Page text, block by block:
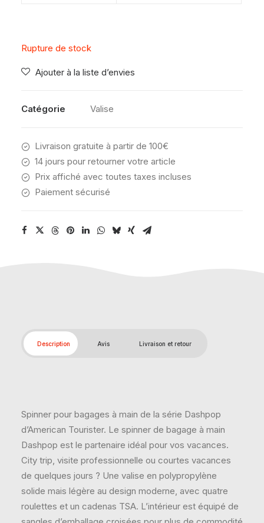
Rupture de stock
Ajouter à la liste d’envies
Catégorie Valise
Livraison gratuite à partir de 100€
14 jours pour retourner votre article
Prix affiché avec toutes taxes incluses
Paiement sécurisé
Description Avis Livraison et retour
Spinner pour bagages à main de la série Dashpop
d’American Tourister. Le spinner de bagage à main
Dashpop est le partenaire idéal pour vos vacances.
City trip, visite professionnelle ou courtes vacances
de quelques jours ? Une valise en polypropylène
solide mais légère au design moderne, avec quatre
roulettes et un cadenas TSA. L’intérieur est équipé de